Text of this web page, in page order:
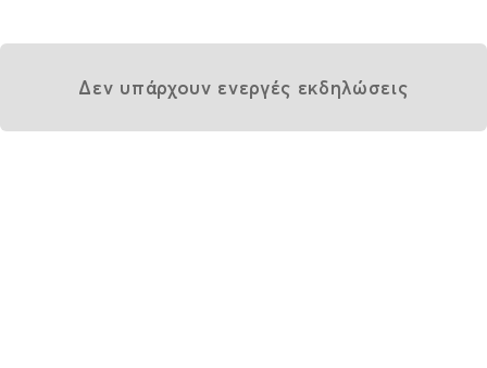
Δεν υπάρχουν ενεργές εκδηλώσεις